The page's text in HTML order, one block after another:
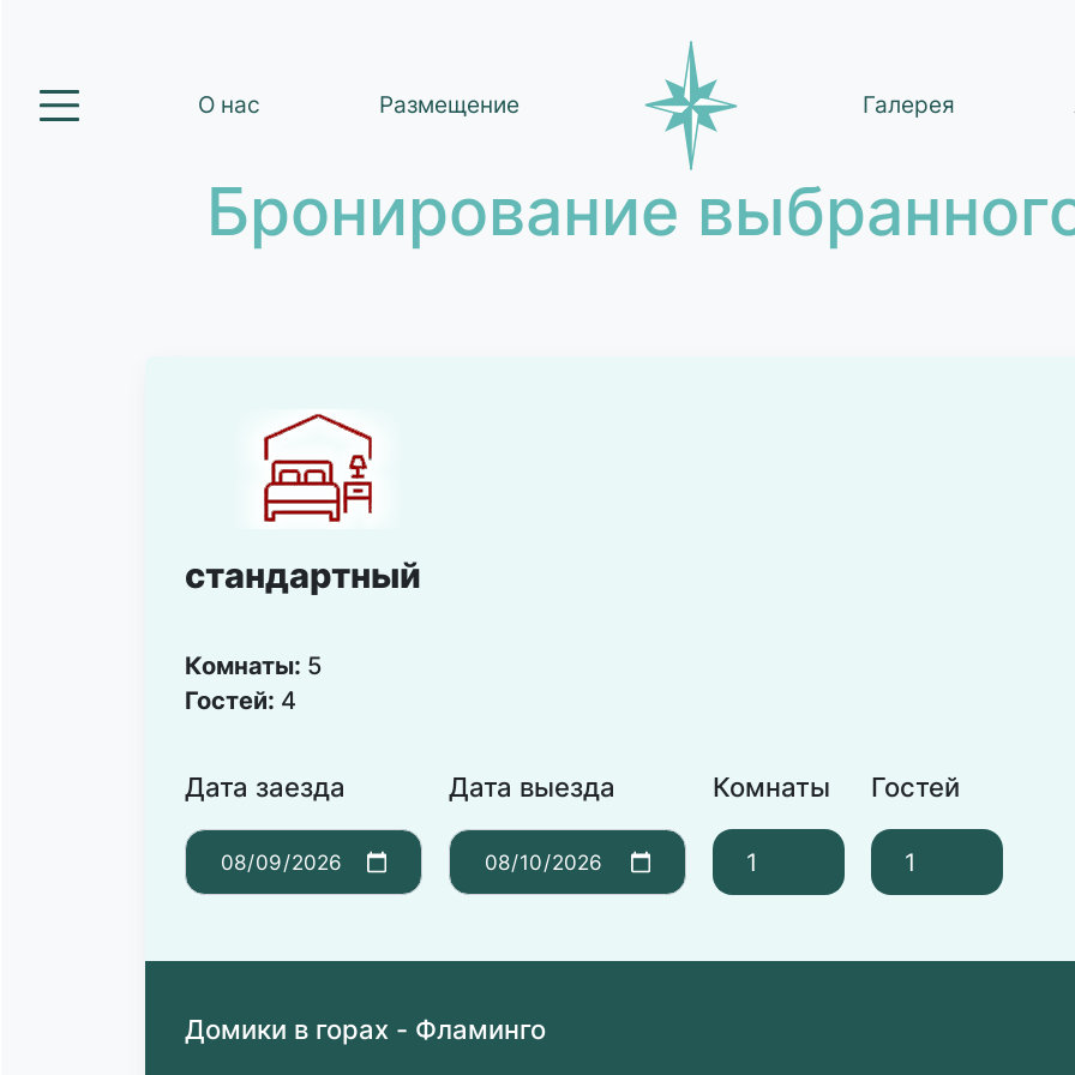
О нас Размещение Галерея
Бронирование
стандартный
Комнаты: 5
Гостей: 4
Дата заезда Дата выезда Комнаты Гостей
Домики в горах - Фламинго